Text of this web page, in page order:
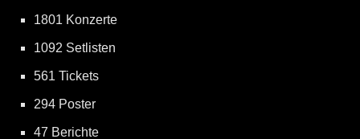
1801 Konzerte
1092 Setlisten
561 Tickets
294 Poster
47 Berichte